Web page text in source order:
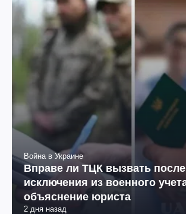
Война в Украине
Вправе ли ТЦК вызвать после
исключения из военного учета:
объяснение юриста